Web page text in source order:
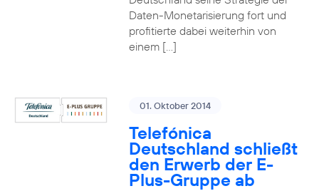
Daten-Monetarisierung fort und
profitierte dabei weiterhin von
einem […]
01. Oktober 2014
Telefónica
Deutschland schließt
den Erwerb der E-
Plus-Gruppe ab